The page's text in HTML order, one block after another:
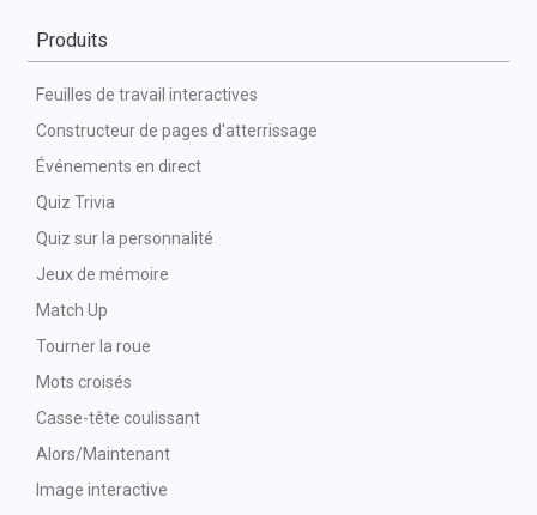
Produits
Feuilles de travail interactives
Constructeur de pages d'atterrissage
Événements en direct
Quiz Trivia
Quiz sur la personnalité
Jeux de mémoire
Match Up
Tourner la roue
Mots croisés
Casse-tête coulissant
Alors/Maintenant
Image interactive